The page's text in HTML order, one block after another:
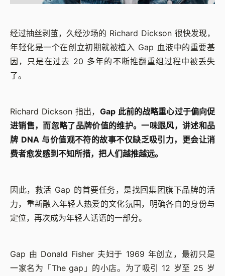
经过抽丝剥茧，久经沙场的 Richard Dickson 很快发现，
年轻化是一个在创立初期就被植入 Gap 血液中的重要基
因，只是在过去 20 多年的不断推翻重组过程中被丢失
了。
Richard Dickson 指出， Gap 此前的战略重心过于偏向促
进销售，而忽略了品牌价值的维护。一味跟风，讲述和品
牌 DNA 与价值观不符的故事不仅缺乏吸引力，更会让消
费者愈发感到不知所措，把人们越推越远。
因此，救活 Gap 的首要任务，是找回集团旗下品牌的活
力，重新融入年轻人热爱的文化氛围，明确各自的身份与
定位，再次成为年轻人话语的一部分。
Gap 由 Donald Fisher 夫妇于 1969 年创立，最初只是
一家名为「The gap」的小店。为了吸引 12 岁至 25 岁